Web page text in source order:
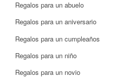
Regalos para un abuelo
Regalos para un aniversario
Regalos para un cumpleaños
Regalos para un niño
Regalos para un novio